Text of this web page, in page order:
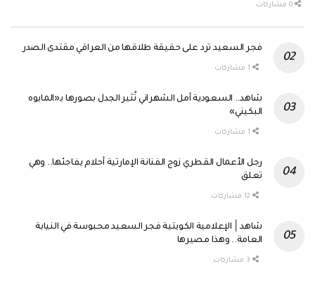
فجر السعيد ترد على حقيقة طلاقها من العراقي مقتدى الصدر
Tweet
شاهد.. السعودية أمل الشهراني تُثير الجدل بصورها بـ«المايوه
البكيني»
Tweet
رجل الأعمال القطري زوج الفنانة الإمارتية أحلام يفاجئها.. وهي
تعلق
Tweet
شاهد│ الإعلامية الكويتية فجر السعيد محبوسة في النيابة
العامة.. وهذا مصيرها